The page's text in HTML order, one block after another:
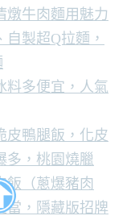
燉牛肉麵用魅力
製超Q拉麵，
料多便宜，人氣
皮鴨腿飯，化皮
多，桃園燒臘
飯（蔥爆豬肉
當，隱藏版招牌